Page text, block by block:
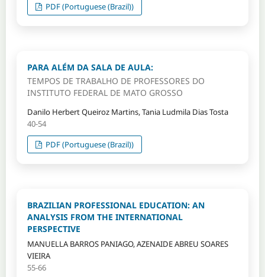
PDF (Portuguese (Brazil))
PARA ALÉM DA SALA DE AULA:
TEMPOS DE TRABALHO DE PROFESSORES DO
INSTITUTO FEDERAL DE MATO GROSSO
Danilo Herbert Queiroz Martins, Tania Ludmila Dias Tosta
40-54
PDF (Portuguese (Brazil))
BRAZILIAN PROFESSIONAL EDUCATION: AN
ANALYSIS FROM THE INTERNATIONAL
PERSPECTIVE
MANUELLA BARROS PANIAGO, AZENAIDE ABREU SOARES
VIEIRA
55-66